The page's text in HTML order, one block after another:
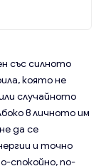
със силното
която не
случайното
в личното им
да се
и точно
спокойно, по-